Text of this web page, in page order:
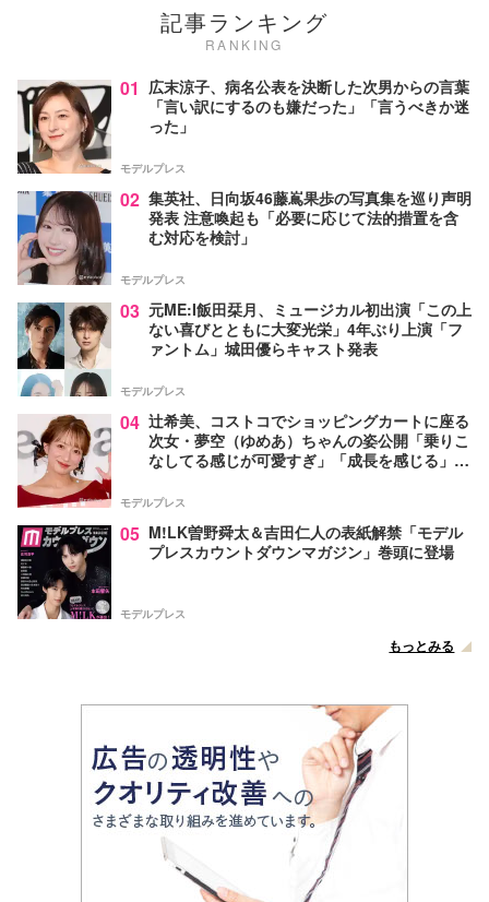
記事ランキング
RANKING
01 広末涼子、病名公表を決断した次男からの言葉
「言い訳にするのも嫌だった」「言うべきか迷
った」
モデルプレス
02 集英社、日向坂46藤嶌果歩の写真集を巡り声明
発表 注意喚起も「必要に応じて法的措置を含
む対応を検討」
モデルプレス
03 元ME:I飯田栞月、ミュージカル初出演「この上
ない喜びとともに大変光栄」4年ぶり上演「フ
ァントム」城田優らキャスト発表
モデルプレス
04 辻希美、コストコでショッピングカートに座る
次女・夢空（ゆめあ）ちゃんの姿公開「乗りこ
なしてる感じが可愛すぎ」「成長を感じる」の
モデルプレス
05 M!LK曽野舜太＆吉田仁人の表紙解禁「モデル
プレスカウントダウンマガジン」巻頭に登場
モデルプレス
もっとみる